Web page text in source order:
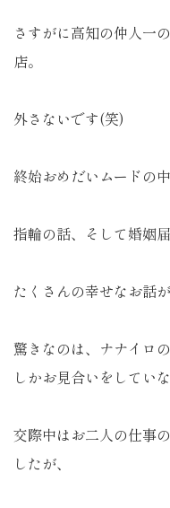
さすがに高知の仲人一
店。
外さないです(笑)
終始おめだいムードの
指輪の話、そして婚姻
たくさんの幸せなお話
驚きなのは、ナナイロ
しかお見合いをしてい
交際中はお二人の仕事
したが、